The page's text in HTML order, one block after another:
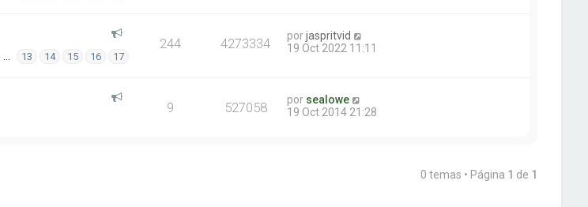
… 13 14 15 16 17
244 4273334 porjaspritvid
19 Oct 2022 11:11
9 527058 por sealowe
19 Oct 2014 21:28
0 temas • Página 1 de 1